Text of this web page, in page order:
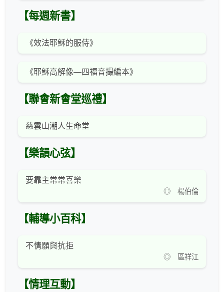
【每週新書】
《效法耶穌的服侍》
《耶穌高解像—四福音撮編本》
【聯會新會堂巡禮】
慈雲山潮人生命堂
【樂韻心弦】
要靠主常常喜樂
◎ 楊伯倫
【輔導小百科】
不情願與抗拒
◎ 區祥江
【情理互動】